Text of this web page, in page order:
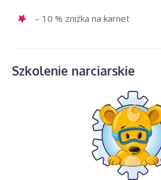
– 10 % zniżka na karnet
Szkolenie narciarskie